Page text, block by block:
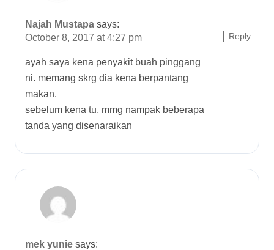
Najah Mustapa says:
October 8, 2017 at 4:27 pm
ayah saya kena penyakit buah pinggang
ni. memang skrg dia kena berpantang
makan.
sebelum kena tu, mmg nampak beberapa
tanda yang disenaraikan
Reply
mek yunie says: